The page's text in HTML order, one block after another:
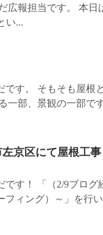
広報担当です。 本
い...
です。 そもそも屋根
一部、景観の一部で
左京区にて屋根工
です！ 「（2/9ブロ
フィング）～」を行